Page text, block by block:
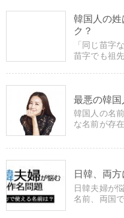
韓国人の
ク？
「同じ苗字
苗字でも祖
ています。
最悪の韓
韓国人の名
な名前が存
日韓、両
日韓夫婦が
名前、両国